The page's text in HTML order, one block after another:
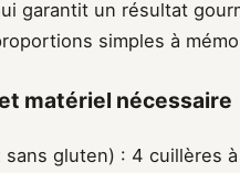
garantit un résultat
simples à
matériel nécessaire
sans gluten) : 4 cuillères